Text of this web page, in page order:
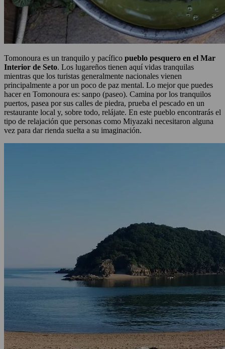
Tomonoura es un tranquilo y pacífico pueblo pesquero en el Mar
Interior de Seto. Los lugareños tienen aquí vidas tranquilas
mientras que los turistas generalmente nacionales vienen
principalmente a por un poco de paz mental. Lo mejor que puedes
hacer en Tomonoura es: sanpo (paseo). Camina por los tranquilos
puertos, pasea por sus calles de piedra, prueba el pescado en un
restaurante local y, sobre todo, relájate. En este pueblo encontrarás el
tipo de relajación que personas como Miyazaki necesitaron alguna
vez para dar rienda suelta a su imaginación.